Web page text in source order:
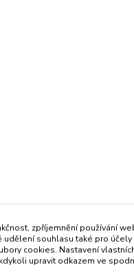
zpříjemnění používání
udělení souhlasu také pro
cookies. Nastavení
upravit odkazem ve